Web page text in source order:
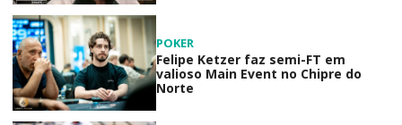
POKER
Felipe Ketzer faz semi-FT em
valioso Main Event no Chipre do
Norte